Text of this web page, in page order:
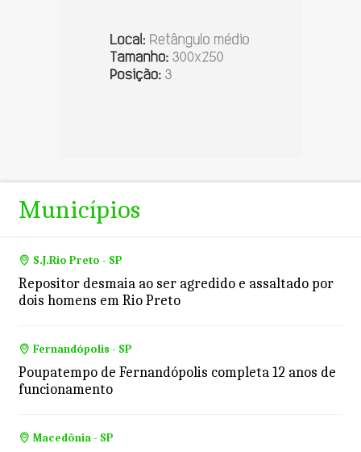
Municípios
S.J.Rio Preto - SP
Repositor desmaia ao ser agredido e assaltado por
dois homens em Rio Preto
Fernandópolis - SP
Poupatempo de Fernandópolis completa 12 anos de
funcionamento
Macedônia - SP